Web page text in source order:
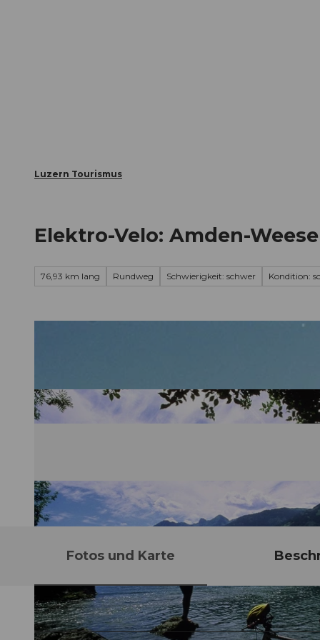
Luzern Tourismus
Elektro-Velo: Amden-
76,93 km lang Rundweg Schwierigkeit: schwer Kondition:
Fotos und Karte